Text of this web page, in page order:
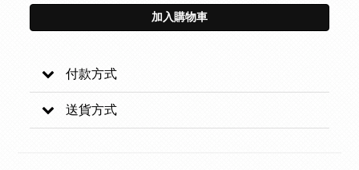
加入購物車
付款方式
送貨方式